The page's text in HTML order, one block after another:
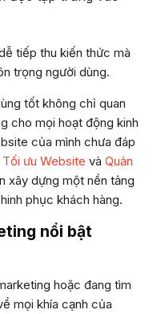
tiếp thu kiến thức mà
trọng người dùng.
tốt không chỉ quan
cho mọi hoạt động kinh
của mình chưa đáp
ưu Website và Quản
xây dựng một nền tảng
phục khách hàng.
nổi bật
hoặc đang tìm
mọi khía cạnh của